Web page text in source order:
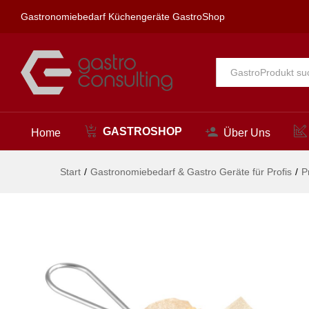
Gastronomiebedarf Küchengeräte GastroShop
Alle
Home GASTROSHOP Über Uns
Start / Gastronomiebedarf & Gastro Geräte für Profis /
Beschreibung